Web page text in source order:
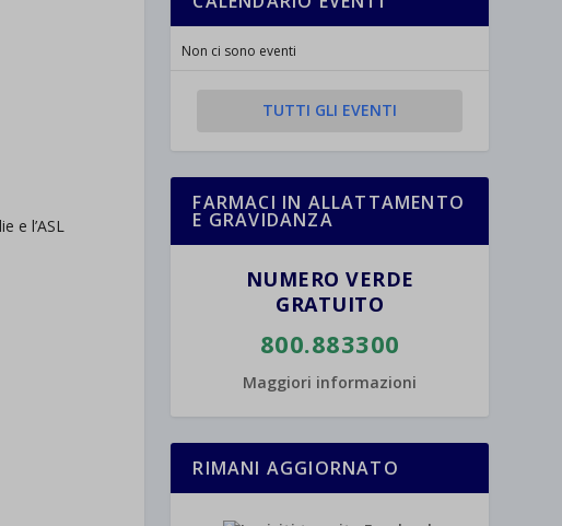
e l’ASL
Non ci sono eventi
TUTTI GLI EVENTI
FARMACI IN ALLATTAMENTO
E GRAVIDANZA
NUMERO VERDE
GRATUITO
800.883300
Maggiori informazioni
RIMANI AGGIORNATO